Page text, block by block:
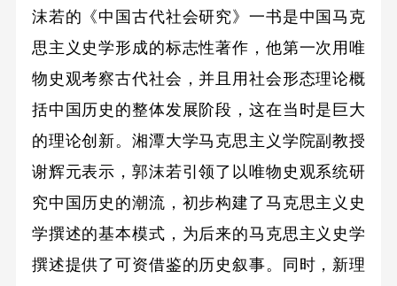
沫若的《中国古代社会研究》一书是中国马克
思主义史学形成的标志性著作，他第一次用唯
物史观考察古代社会，并且用社会形态理论概
括中国历史的整体发展阶段，这在当时是巨大
的理论创新。湘潭大学马克思主义学院副教授
谢辉元表示，郭沫若引领了以唯物史观系统研
究中国历史的潮流，初步构建了马克思主义史
学撰述的基本模式，为后来的马克思主义史学
撰述提供了可资借鉴的历史叙事。同时，新理